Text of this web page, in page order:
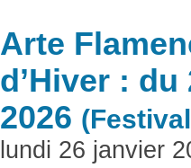
Arte
d’Hiver :
2026
lundi 26 janvier